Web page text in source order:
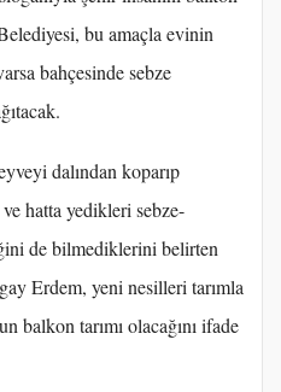
bu amaçla evinin
bahçesinde sebze
dalından koparıp
hatta yedikleri sebze-
de bilmediklerini belirten
Erdem, yeni nesilleri tarımla
balkon tarımı olacağını ifade